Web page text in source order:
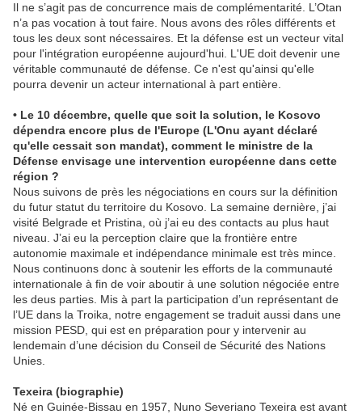
Il ne s’agit pas de concurrence mais de complémentarité. L’Otan
n’a pas vocation à tout faire. Nous avons des rôles différents et
tous les deux sont nécessaires. Et la défense est un vecteur vital
pour l'intégration européenne aujourd'hui. L'UE doit devenir une
véritable communauté de défense. Ce n'est qu'ainsi qu'elle
pourra devenir un acteur international à part entière.
• Le 10 décembre, quelle que soit la solution, le Kosovo
dépendra encore plus de l'Europe (L'Onu ayant déclaré
qu'elle cessait son mandat), comment le ministre de la
Défense envisage une intervention européenne dans cette
région ?
Nous suivons de près les négociations en cours sur la définition
du futur statut du territoire du Kosovo. La semaine dernière, j’ai
visité Belgrade et Pristina, où j’ai eu des contacts au plus haut
niveau. J’ai eu la perception claire que la frontière entre
autonomie maximale et indépendance minimale est très mince.
Nous continuons donc à soutenir les efforts de la communauté
internationale à fin de voir aboutir à une solution négociée entre
les deus parties. Mis à part la participation d’un représentant de
l’UE dans la Troika, notre engagement se traduit aussi dans une
mission PESD, qui est en préparation pour y intervenir au
lendemain d’une décision du Conseil de Sécurité des Nations
Unies.
Texeira (biographie)
Né en Guinée-Bissau en 1957, Nuno Severiano Texeira est avant